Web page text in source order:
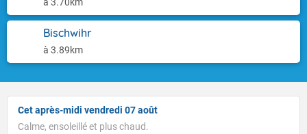
Bischwihr
à 3.89km
Cet après-midi vendredi 07 août
Calme, ensoleillé et plus chaud.